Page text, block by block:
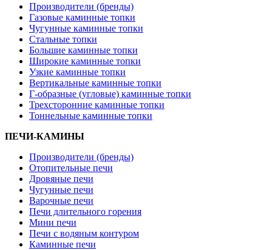
Производители (бренды)
Газовые каминные топки
Чугунные каминные топки
Стальные топки
Большие каминные топки
Широкие каминные топки
Узкие каминные топки
Вертикальные каминные топки
Г-образные (угловые) каминные топки
Трехсторонние каминные топки
Тоннельные каминные топки
ПЕЧИ-КАМИНЫ
Производители (бренды)
Отопительные печи
Дровяные печи
Чугунные печи
Варочные печи
Печи длительного горения
Мини печи
Печи с водяным контуром
Каминные печи